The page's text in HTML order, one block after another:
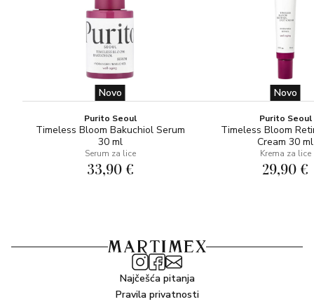
Novo
Purito Seoul
Timeless Bloom Bakuchiol Serum
30 ml
Serum za lice
33,90 €
Novo
Purito Seoul
Timeless Bloom
Cream 30 ml
Krema za lice
29,90 €
Najčešća pitanja
Pravila privatnosti